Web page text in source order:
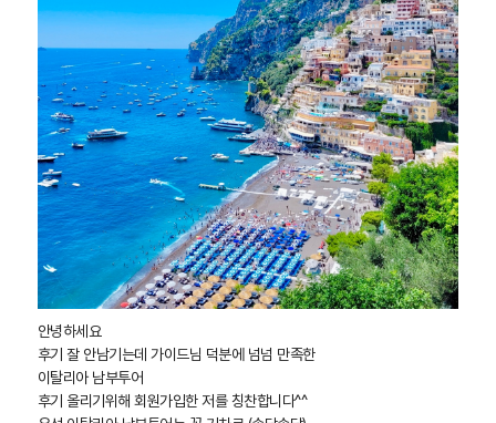
안녕하세요
후기 잘 안남기는데 가이드님 덕분에 넘넘 만족한
이탈리아 남부투어
후기 올리기위해 회원가입한 저를 칭찬합니다^^